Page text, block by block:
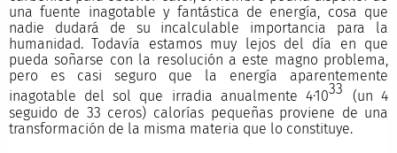
una fuente inagotable y fantástica de energía, cosa que
nadie dudará de su incalculable importancia para la
humanidad. Todavía estamos muy lejos del día en que
pueda soñarse con la resolución a este magno problema,
pero es casi seguro que la energía aparentemente
inagotable del sol que irradia anualmente 4·1033
(un 4
seguido de 33 ceros) calorías pequeñas proviene de una
transformación de la misma materia que lo constituye.